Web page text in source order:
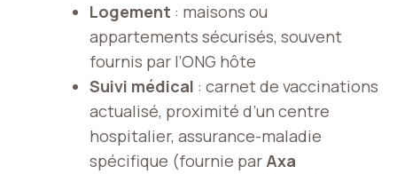
Logement : maisons ou
appartements sécurisés, souvent
fournis par l’ONG hôte
Suivi médical : carnet de vaccinations
actualisé, proximité d’un centre
hospitalier, assurance-maladie
spécifique (fournie par Axa